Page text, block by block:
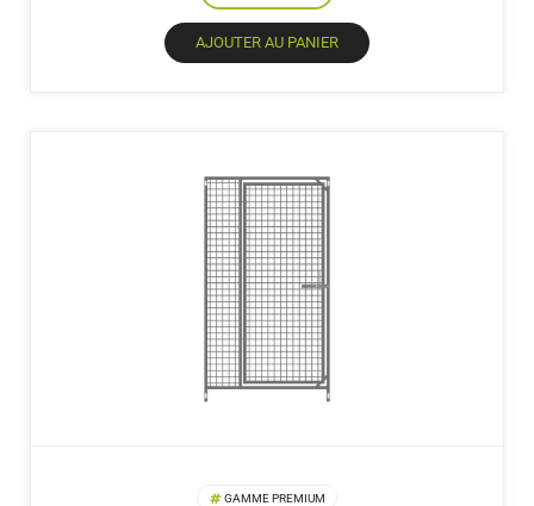
AJOUTER AU PANIER
GAMME PREMIUM